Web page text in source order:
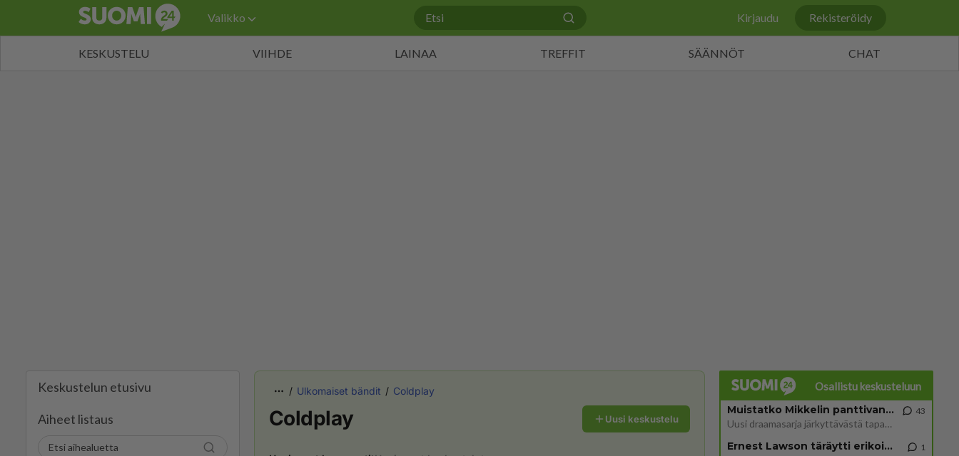
Valikko Kirjaudu Rekisteröidy
KESKUSTELU VIIHDE LAINAA TREFFIT SÄÄNNÖT CHAT
Keskustelun etusivu
Aiheet listaus
Ulkomaiset bändit Coldplay
Coldplay Uusi keskustelu
Osallistu keskusteluun
Muistatko Mikkelin panttivankidraaman?
Uusi draamasarja järkyttävästä tapauksesta on tulossa. Tositapahtumiin perustuva sarja ammentaa vuoden 1986 Mikkelin pan
43
Ernest Lawson täräytti erikoisen heiton TTK-lehdistötilaisuudessa: " Onko tässä tarkoituksena...?" 1